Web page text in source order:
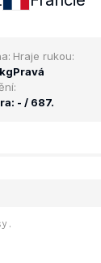
Hraje rukou:
Pravá
- / 687.